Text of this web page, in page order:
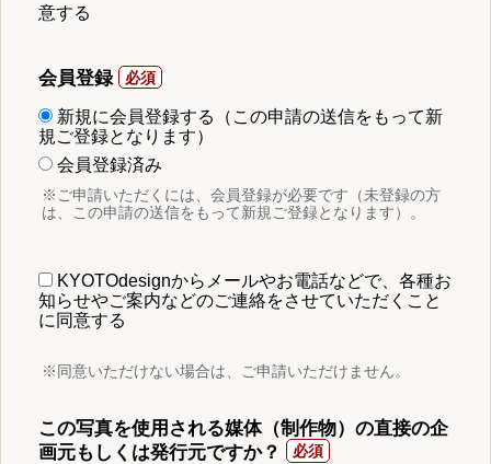
意する
会員登録
新規に会員登録する（この申請の送信をもって新
規ご登録となります）
会員登録済み
※ご申請いただくには、会員登録が必要です（未登録の方
は、この申請の送信をもって新規ご登録となります）。
KYOTOdesignからメールやお電話などで、各種お
知らせやご案内などのご連絡をさせていただくこと
に同意する
※同意いただけない場合は、ご申請いただけません。
この写真を使用される媒体（制作物）の直接の企
画元もしくは発行元ですか？